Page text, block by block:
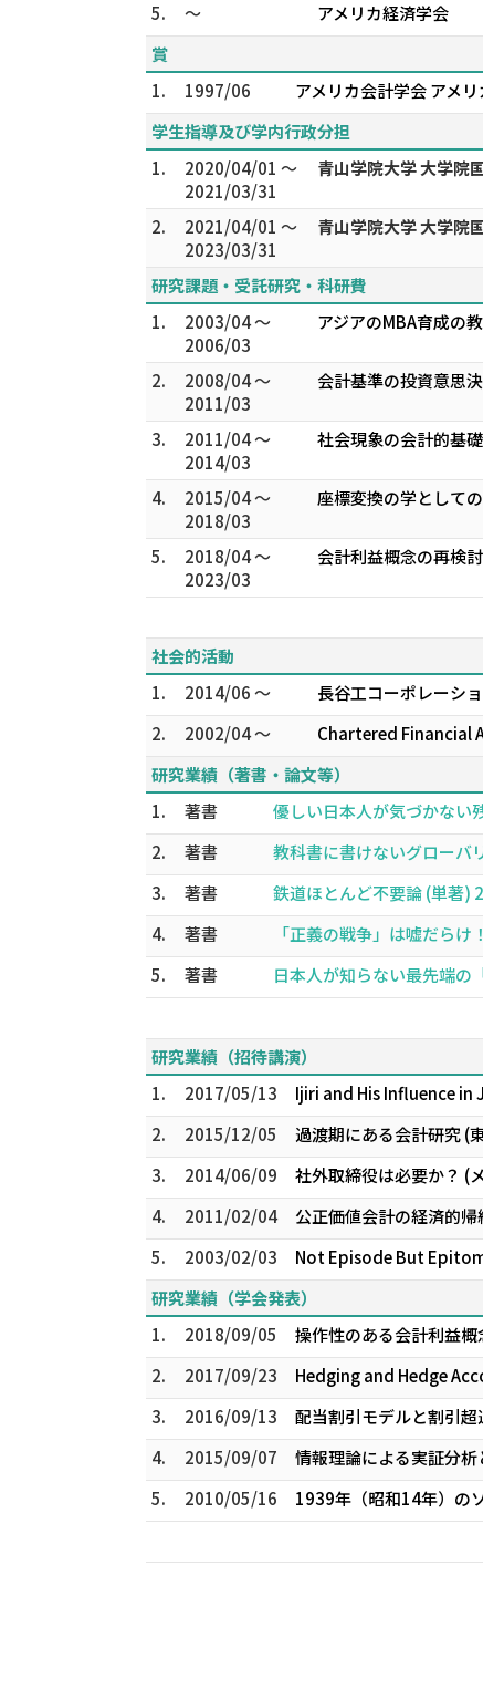
5.
～
アメリカ経済学会
賞
1.
1997/06
アメリカ会計学会 アメ
学生指導及び学内行政分担
1.
2020/04/01 ～
2021/03/31
青山学院大学 大学院
2.
2021/04/01 ～
2023/03/31
青山学院大学 大学院
研究課題・受託研究・科研費
1.
2003/04 ～
2006/03
アジアのMBA育成の
2.
2008/04 ～
2011/03
会計基準の投資意思
3.
2011/04 ～
2014/03
社会現象の会計的基
4.
2015/04 ～
2018/03
座標変換の学として
5.
2018/04 ～
2023/03
会計利益概念の再検
社会的活動
1.
2014/06 ～
長谷工コーポレーシ
2.
2002/04 ～
Chartered Financial
研究業績（著書・論文等）
1.
著書
優しい日本人が気づかない
2.
著書
教科書に書けないグローバ
3.
著書
鉄道ほとんど不要論 (単著)
4.
著書
「正義の戦争」は嘘だら
5.
著書
日本人が知らない最先端
研究業績（招待講演）
1.
2017/05/13
Ijiri and His Influence in
2.
2015/12/05
過渡期にある会計研究 (
3.
2014/06/09
社外取締役は必要か？ (
4.
2011/02/04
公正価値会計の経済的
5.
2003/02/03
Not Episode But
研究業績（学会発表）
1.
2018/09/05
操作性のある会計利益
2.
2017/09/23
Hedging and Hedge
3.
2016/09/13
配当割引モデルと割引
4.
2015/09/07
情報理論による実証分
5.
2010/05/16
1939年（昭和14年）の